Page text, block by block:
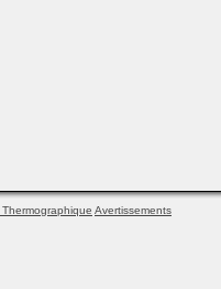
Avertissements